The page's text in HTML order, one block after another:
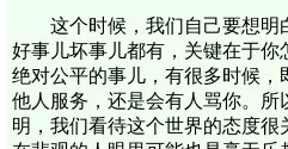
这个时候，我们自己要想明
好事儿坏事儿都有，关键在于
绝对公平的事儿，有很多时候，
他人服务，还是会有人骂你。
明，我们看待这个世界的态度很